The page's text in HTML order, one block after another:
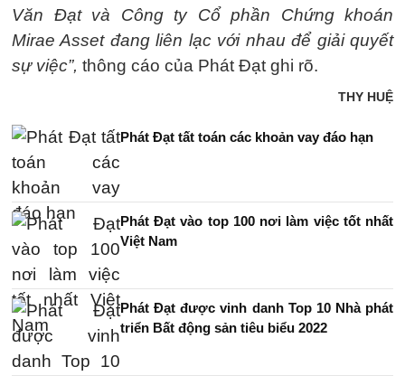
Văn Đạt và Công ty Cổ phần Chứng khoán
Mirae Asset đang liên lạc với nhau để giải quyết
sự việc”, thông cáo của Phát Đạt ghi rõ.
THY HUỆ
Phát Đạt tất toán các khoản vay đáo hạn
Phát Đạt vào top 100 nơi làm việc tốt nhất
Việt Nam
Phát Đạt được vinh danh Top 10 Nhà phát
triển Bất động sản tiêu biểu 2022